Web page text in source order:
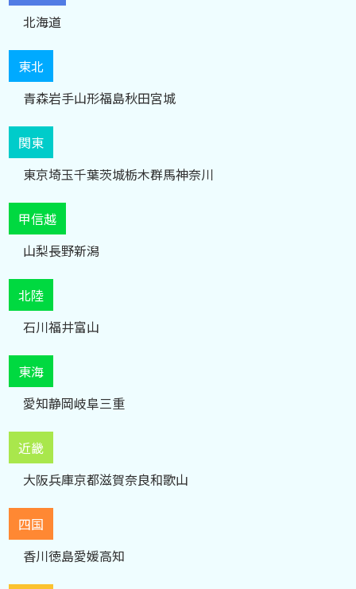
北海道
東北
青森岩手山形福島秋田宮城
関東
東京埼玉千葉茨城栃木群馬神奈川
甲信越
山梨長野新潟
北陸
石川福井富山
東海
愛知静岡岐阜三重
近畿
大阪兵庫京都滋賀奈良和歌山
四国
香川徳島愛媛高知